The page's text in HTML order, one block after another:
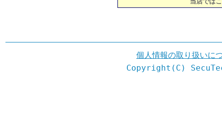
個人情報の取り扱いに
Copyright(C)